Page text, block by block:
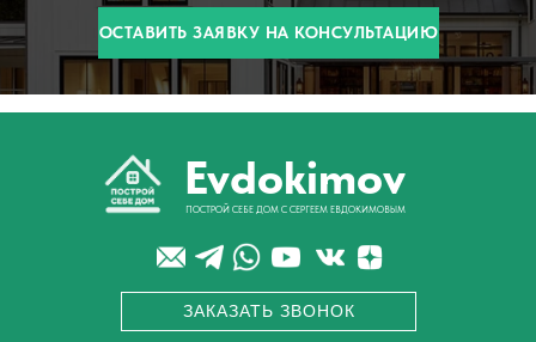
ОСТАВИТЬ ЗАЯВКУ НА КОНСУЛЬТАЦИЮ
ПОСТРОЙ СЕБЕ ДОМ С СЕРГЕЕМ ЕВДОКИМОВЫМ
Evdokimov
ЗАКАЗАТЬ ЗВОНОК